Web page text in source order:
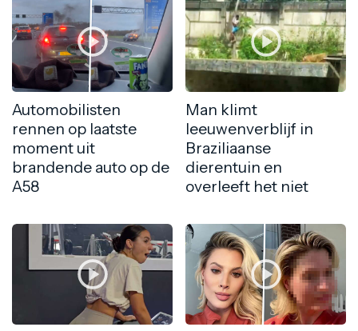
Automobilisten
rennen op laatste
moment uit
brandende auto op de
A58
Man klimt
leeuwenverblijf in
Braziliaanse
dierentuin en
overleeft het niet